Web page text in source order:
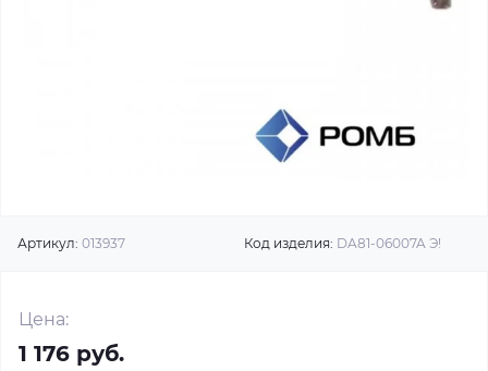
Артикул: 013937 Код изделия: DA81-06007A Э!
Цена:
1 176 руб.